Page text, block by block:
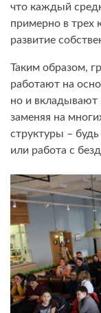
что каждый
примерно в трех
развитие
Таким образом,
работают на
но и вкладывают
заменяя на
структуры –
или работа с